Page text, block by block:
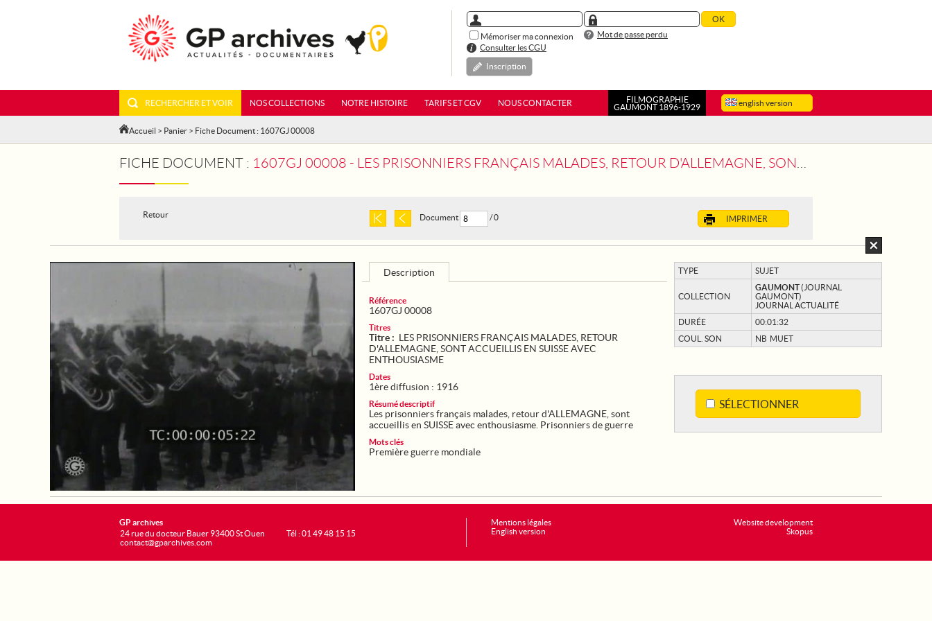
Mémoriser ma connexion
Mot de passe perdu
Consulter les CGU
Inscription
english version
RECHERCHER ET VOIR NOS COLLECTIONS NOTRE HISTOIRE TARIFS ET CGV NOUS CONTACTER
FILMOGRAPHIE
GAUMONT 1896-1929
Accueil > Panier > Fiche Document : 1607GJ 00008
FICHE DOCUMENT : 1607GJ 00008 - LES PRISONNIERS FRANÇAIS MALADES, RETOUR D'ALLEMAGNE, SONT ACCUEILLIS EN SUISSE AVEC ENTHOUSIASME
Retour IMPRIMER
Document / 0
TYPE SUJET
COLLECTION
GAUMONT(JOURNAL
GAUMONT)
JOURNAL ACTUALITÉ
DURÉE
00:01:32
COUL. SON
NB MUET
SÉLECTIONNER
Description
Référence
1607GJ 00008
Titres
Titre : LES PRISONNIERS FRANÇAIS MALADES, RETOUR
D'ALLEMAGNE, SONT ACCUEILLIS EN SUISSE AVEC
ENTHOUSIASME
Dates
1ère diffusion : 1916
Résumé descriptif
Les prisonniers français malades, retour d'ALLEMAGNE, sont
accueillis en SUISSE avec enthousiasme. Prisonniers de guerre
Mots clés
Première guerre mondiale
Website development
Skopus
GP archives
24 rue du docteur Bauer 93400 St Ouen
contact@gparchives.com
Tél : 01 49 48 15 15
Mentions légales
English version